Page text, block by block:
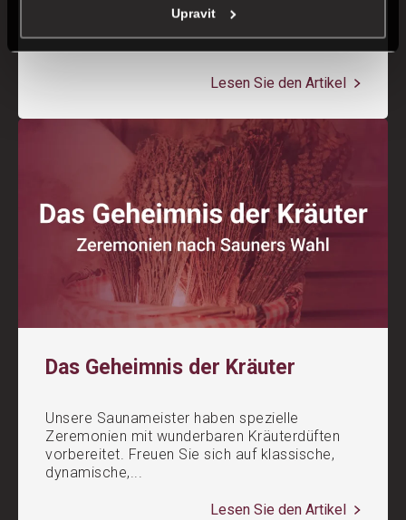
Upravit
griechischem Lebensgefühl Versetzen Sie
Lesen Sie den Artikel
Das Geheimnis der Kräuter
Unsere Saunameister haben spezielle
Zeremonien mit wunderbaren Kräuterdüften
vorbereitet. Freuen Sie sich auf klassische,
dynamische,...
Lesen Sie den Artikel